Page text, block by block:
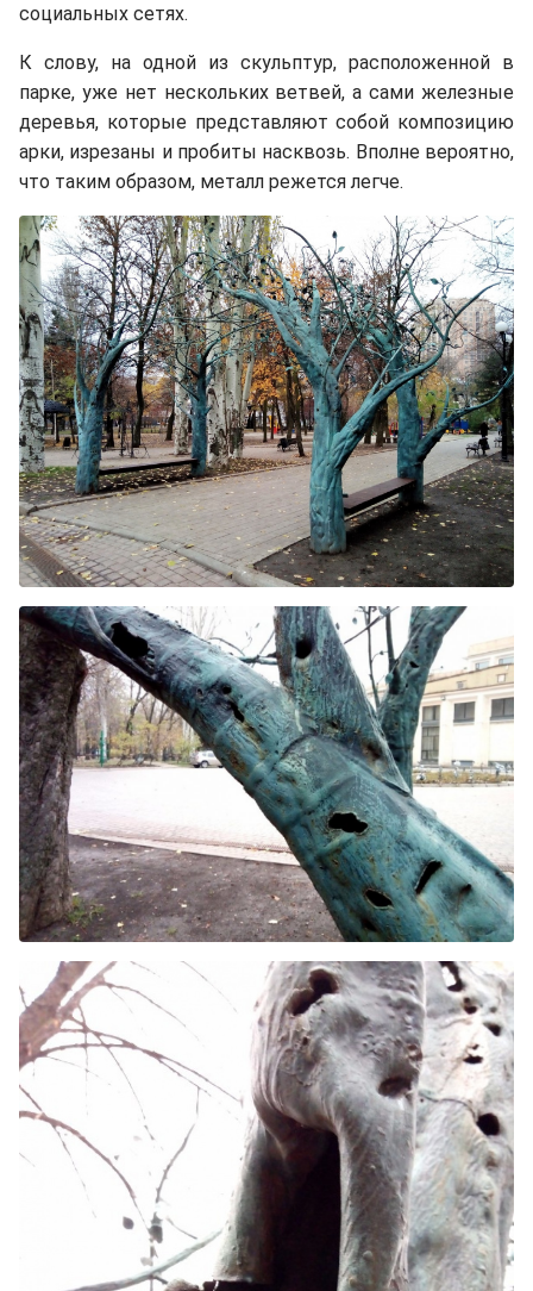
социальных сетях.
К слову, на одной из скульптур, расположенной в
парке, уже нет нескольких ветвей, а сами железные
деревья, которые представляют собой композицию
арки, изрезаны и пробиты насквозь. Вполне вероятно,
что таким образом, металл режется легче.